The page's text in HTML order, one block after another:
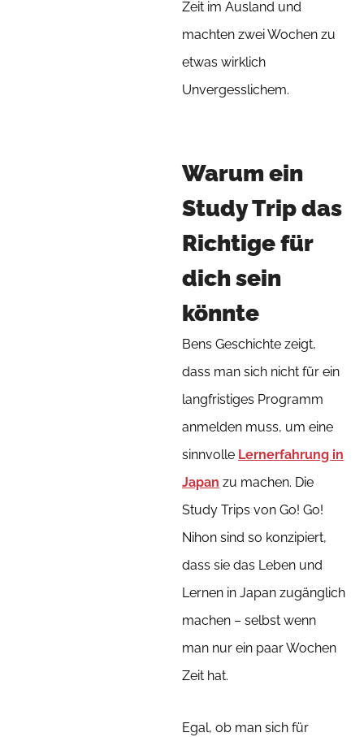
Zeit im Ausland und
machten zwei Wochen zu
etwas wirklich
Unvergesslichem.
Warum ein
Study Trip das
Richtige für
dich sein
könnte
Bens Geschichte zeigt,
dass man sich nicht für ein
langfristiges Programm
anmelden muss, um eine
sinnvolle Lernerfahrung in
Japan zu machen. Die
Study Trips von Go! Go!
Nihon sind so konzipiert,
dass sie das Leben und
Lernen in Japan zugänglich
machen – selbst wenn
man nur ein paar Wochen
Zeit hat.
Egal, ob man sich für